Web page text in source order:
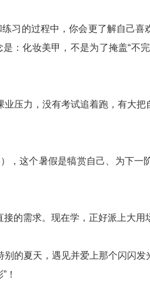
习的过程中，你会更了解自己
：化妆美甲，不是为了掩盖“不
压力，没有考试追着跑，有大
，这个暑假是犒赏自己、为下一
的需求。现在学，正好派上大用
的夏天，遇见并爱上那个闪闪发
！